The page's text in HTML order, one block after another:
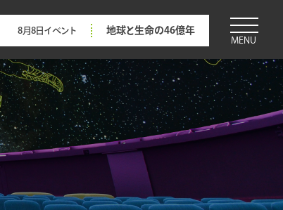
8月8日 イベント 地球と生命の46億年
MENU